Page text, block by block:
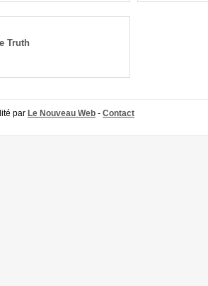
Truth
par Le Nouveau Web - Contact